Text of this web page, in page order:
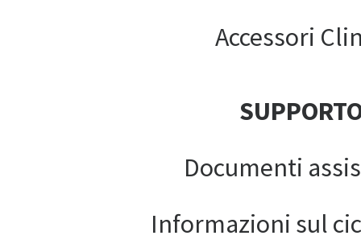
Accessori
Documenti
Informazioni sul